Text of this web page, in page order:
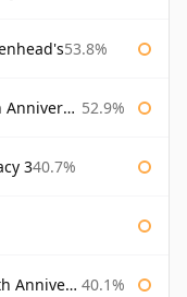
53.8%
Signatory 52.9%
340.7%
40.1%